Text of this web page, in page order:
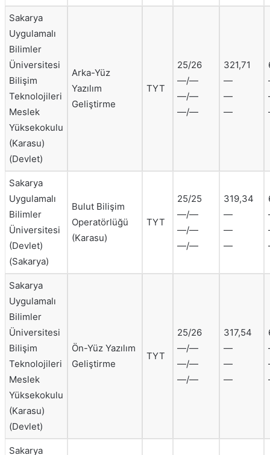
Sakarya
Uygulamalı
Bilimler
Üniversitesi
Bilişim
Teknolojileri
Meslek
Yüksekokulu
(Karasu)
(Devlet)
Arka-Yüz
Yazılım
Geliştirme
TYT
25/26
—/—
—/—
—/—
321,71
—
—
—
Sakarya
Uygulamalı
Bilimler
Üniversitesi
(Devlet)
(Sakarya)
Bulut Bilişim
Operatörlüğü
(Karasu)
TYT
25/25
—/—
—/—
—/—
319,34
—
—
—
Sakarya
Uygulamalı
Bilimler
Üniversitesi
Bilişim
Teknolojileri
Meslek
Yüksekokulu
(Karasu)
(Devlet)
Ön-Yüz Yazılım
Geliştirme
TYT
25/26
—/—
—/—
—/—
317,54
—
—
—
Sakarya